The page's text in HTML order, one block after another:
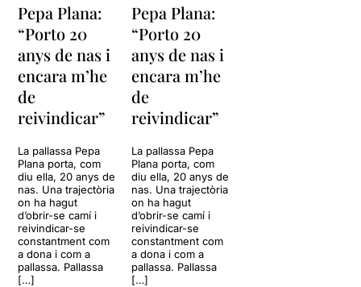
Pepa Plana:
“Porto 20
anys de nas i
encara m’he
de
reivindicar”
La pallassa Pepa
Plana porta, com
diu ella, 20 anys de
nas. Una trajectòria
on ha hagut
d’obrir-se camí i
reivindicar-se
constantment com
a dona i com a
pallassa. Pallassa
[…]
Pepa Plana:
“Porto 20
anys de nas i
encara m’he
de
reivindicar”
La pallassa Pepa
Plana porta, com
diu ella, 20 anys de
nas. Una trajectòria
on ha hagut
d’obrir-se camí i
reivindicar-se
constantment com
a dona i com a
pallassa. Pallassa
[…]